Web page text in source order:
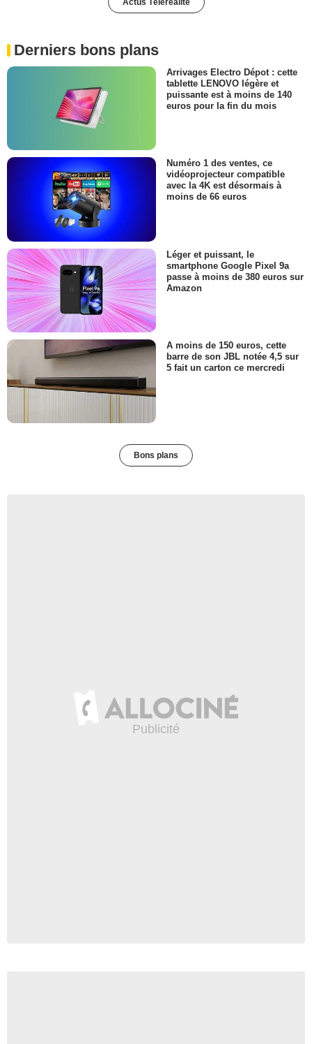
Actus Téléréalité
Derniers bons plans
Arrivages Electro Dépot : cette
tablette LENOVO légère et
puissante est à moins de 140
euros pour la fin du mois
Numéro 1 des ventes, ce
vidéoprojecteur compatible
avec la 4K est désormais à
moins de 66 euros
Léger et puissant, le
smartphone Google Pixel 9a
passe à moins de 380 euros sur
Amazon
A moins de 150 euros, cette
barre de son JBL notée 4,5 sur
5 fait un carton ce mercredi
Bons plans